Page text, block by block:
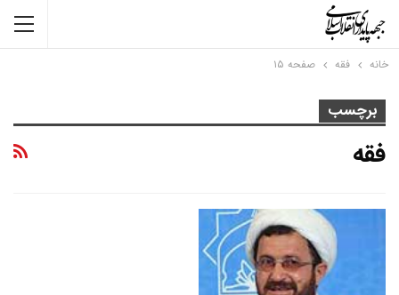
خانه فقه صفحه ۱۵
برچسب
فقه